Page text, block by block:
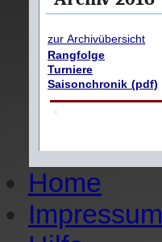
zur Archivübersicht
Rangfolge
Turniere
Saisonchronik (pdf)
Home
Impressum